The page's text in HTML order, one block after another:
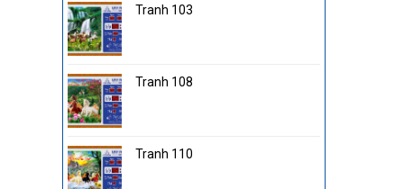
Tranh 103
Tranh 108
Tranh 110